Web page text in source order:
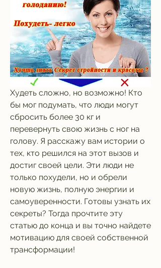
Худеть сложно, но возможно! Кто
бы мог подумать, что люди могут
сбросить более 30 кг и
перевернуть свою жизнь с ног на
голову. Я расскажу вам истории о
тех, кто решился на этот вызов и
достиг своей цели. Эти люди не
только похудели, но и обрели
новую жизнь, полную энергии и
самоуверенности. Готовы узнать их
секреты? Тогда прочтите эту
статью до конца и вы точно найдете
мотивацию для своей собственной
трансформации!